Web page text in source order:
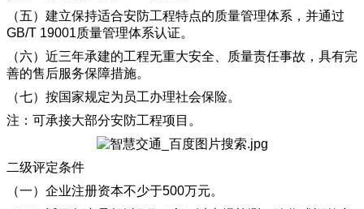
（五）建立保持适合安防工程特点的质量管理体系，并通过
GB/T 19001质量管理体系认证。
（六）近三年承建的工程无重大安全、质量责任事故，具有完
善的售后服务保障措施。
（七）按国家规定为员工办理社会保险。
注：可承接大部分安防工程项目。
二级评定条件
（一）企业注册资本不少于500万元。